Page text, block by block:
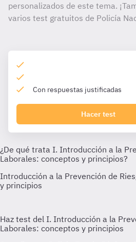
personalizados de este tema.
varios test gratuitos de Policía
Con respuestas justificadas
Hacer test